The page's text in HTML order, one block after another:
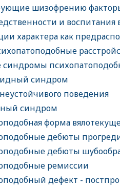
шизофрению факторы
и
характера как
синдром
поведения
синдром
форма
дебюты
дебюты
ремиссии
дефект -